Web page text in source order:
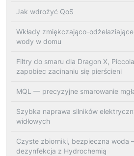
Jak wdrożyć QoS
Wkłady zmiękczająco-
wody w domu
Filtry do smaru dla Dragon X,
zapobiec zacinaniu się pierścieni
MQL — precyzyjne smarowanie
Szybka naprawa silników
widłowych
Czyste zbiorniki, bezpieczna woda
dezynfekcja z Hydrochemią